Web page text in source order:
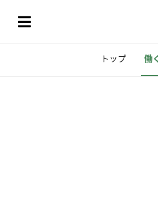
トップ 働く